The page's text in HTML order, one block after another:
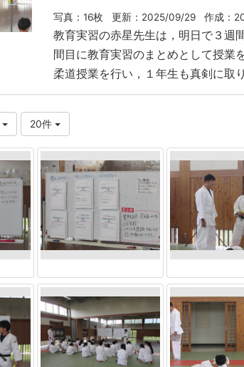
写真：16枚 更新：2025/09/29 作成：
教育実習の赤星先生は，明日で３週
間目に教育実習のまとめとして授業
柔道授業を行い，１年生も真剣に取
20件